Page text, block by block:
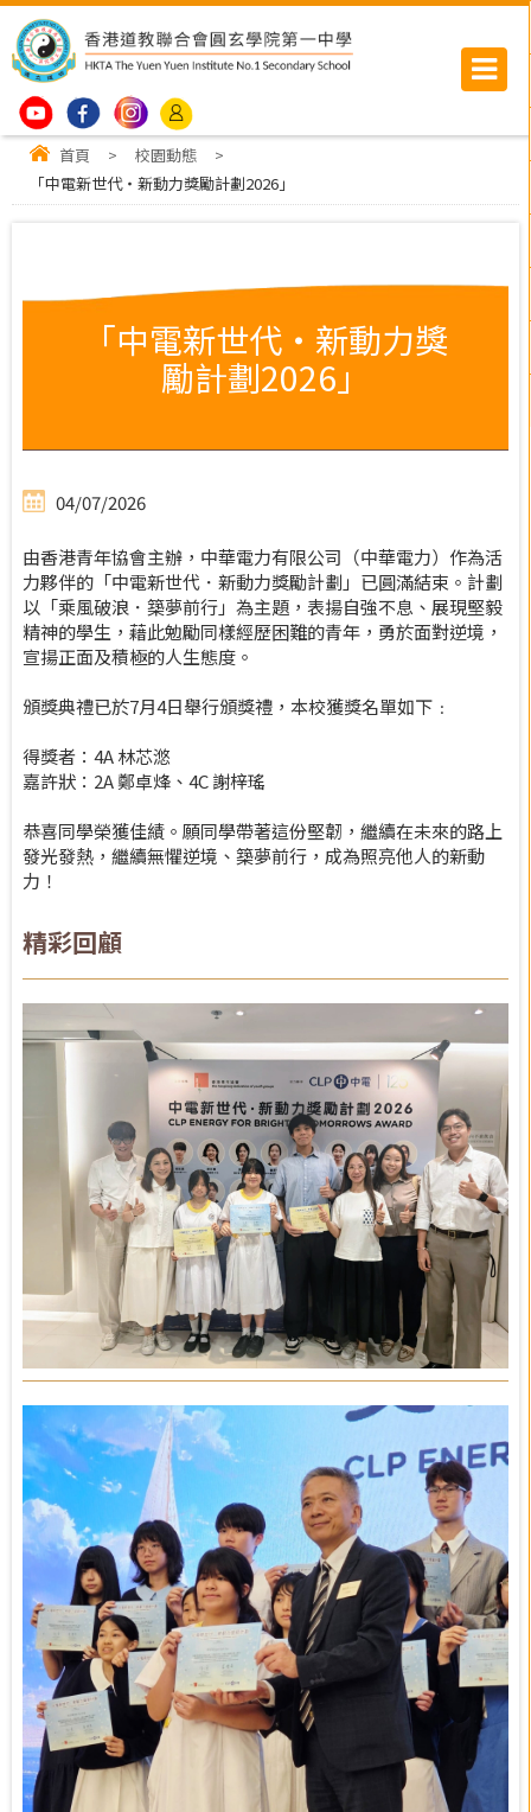
首頁 > 校園動態
>
「中電新世代・新動力獎勵計劃2026」
「中電新世代・新動力獎
勵計劃2026」
04/07/2026
由香港青年協會主辦，中華電力有限公司（中華電力）作為活
力夥伴的「中電新世代．新動力獎勵計劃」已圓滿結束。計劃
以「乘風破浪．築夢前行」為主題，表揚自強不息、展現堅毅
精神的學生，藉此勉勵同樣經歷困難的青年，勇於面對逆境，
宣揚正面及積極的人生態度。
頒獎典禮已於7月4日舉行頒獎禮，本校獲獎名單如下﹕
得獎者：4A 林芯滺
嘉許狀：2A 鄭卓烽、4C 謝梓瑤
恭喜同學榮獲佳績。願同學帶著這份堅韌，繼續在未來的路上
發光發熱，繼續無懼逆境、築夢前行，成為照亮他人的新動
力！
精彩回顧